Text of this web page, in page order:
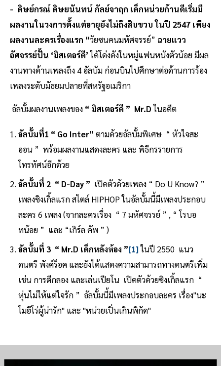
- ดิษย์กรณ์ ดิษยนันทน์ กัลย์จาฤก เด็กหน่วยก้านดีเริ่มมี
ผลงานในวงการตั้งแต่อายุยังไม่ถึงสิบขวบ ในปี 2547 เพียง
ผลงานละครเรื่องแรก “วัยซนคนมหัศจรรย์” ฉายแวว
อัศจรรย์ปั้น ‘มิสเตอร์ดี’ได้โด่งดังในหมู่แฟนหนังตัวน้อย มีผล
งานทางด้านเพลงถึง 4 อัลบัม ก่อนบินไปศึกษาต่อด้านการร้อง
เพลงระดับมัธยมปลายที่สหรัฐอเมริกา
อัลบั้มผลงานเพลงของ “ มิสเตอร์ดี ” Mr.Dในอดีต
อัลบั้มที่1 “ Go Inter” ตามด้วยอัลบั้มพิเศษ “ หัวใจสะ
ออน ” พร้อมผลงานแสดงละคร และ พิธีกรรายการ
โทรทัศน์อีกด้วย
อัลบั้มที่ 2 “ D-Day ” เปิดตัวด้วยเพลง “ Do U Know? ”
เพลงซิงเกิ้ลแรก สไตล์ HIPHOP ในอัลบั้มนี้มีเพลงประกอบ
ละคร 6 เพลง (จากละครเรื่อง “ 7 มหัศจรรย์ ” , “ โรบอ
ทน้อย ” และ “เกิร์ล คัพ ” )
อัลบั้มที่ 3 “ Mr.D เด็กหลังห้อง ”[1] ในปี 2550 แนว
ดนตรี พังค์ร็อค และยังได้แสดงความสามารถทางดนตรีเพิ่ม
เช่น การตีกลอง และเล่นเปียโน เปิดตัวด้วยซิงเกิ้ลแรก “
หุ่นไม่ให้แต่ใจรัก ” อัลบั้มนี้มีเพลงประกอบละคร เรื่อง"นะ
โมฮีโร่ผู้น่ารัก" และ "หน่วยเปิ่นเกินพิกัด"